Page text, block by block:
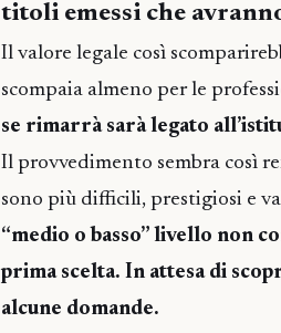
titoli emessi che
Il valore legale così
scompaia almeno per le
se rimarrà sarà legato
Il provvedimento sembra così
sono più difficili, prestigiosi e
“medio o basso” livello non
prima scelta. In attesa di
alcune domande.